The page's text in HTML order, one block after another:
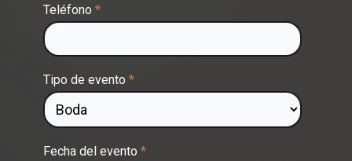
Teléfono *
Tipo de evento *
Fecha del evento *